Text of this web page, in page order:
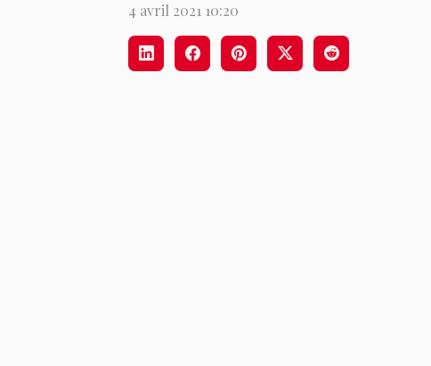
4 avril 2021 10:20